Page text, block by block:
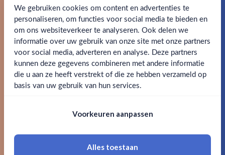
Ben jij 18 jaar of ouder?
Ja Nee
18 jaar of ouder zijn
We gebruiken cookies om content en advertenties te
personaliseren, om functies voor social media te bieden en
om ons websiteverkeer te analyseren. Ook delen we
informatie over uw gebruik van onze site met onze partners
voor social media, adverteren en analyse. Deze partners
kunnen deze gegevens combineren met andere informatie
die u aan ze heeft verstrekt of die ze hebben verzameld op
basis van uw gebruik van hun services.
Voorkeuren aanpassen
Alles toestaan
Schrijf je in en ontvang direct 5% korting op je eerste
bestelling.
Email
Claim mijn korting